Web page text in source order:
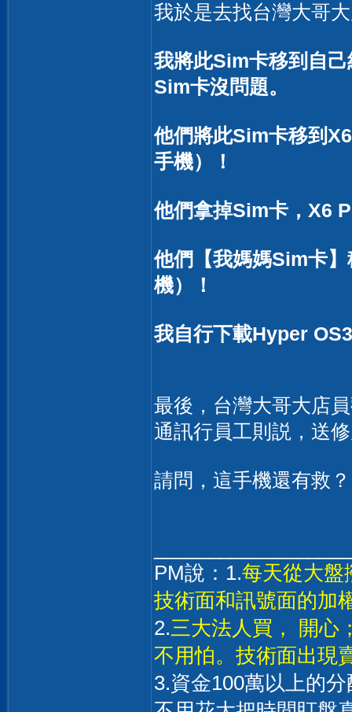
我於是去找台灣大哥
我將此Sim卡移到自
Sim卡沒問題。
他們將此Sim卡移到
手機）！
他們拿掉Sim卡，X6
他們【我媽媽Sim卡
機）！
我自行下載Hyper
最後，台灣大哥大店
通訊行員工則説，送
請問，這手機還有救
PM說：1.每天從大盤
技術面和訊號面的加
2.三大法人買， 開心
不用怕。技術面出現
3.資金100萬以上的